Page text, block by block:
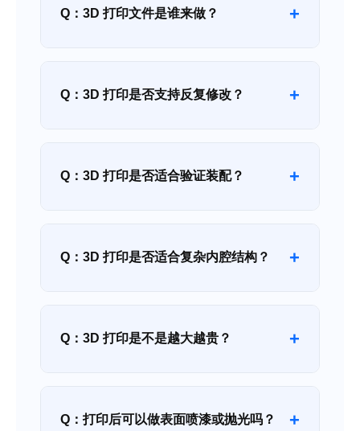
Q：3D 打印文件是谁来做？ +
Q：3D 打印是否支持反复修改？ +
Q：3D 打印是否适合验证装配？ +
Q：3D 打印是否适合复杂内腔结构？ +
Q：3D 打印是不是越大越贵？ +
Q：打印后可以做表面喷漆或抛光吗？ +